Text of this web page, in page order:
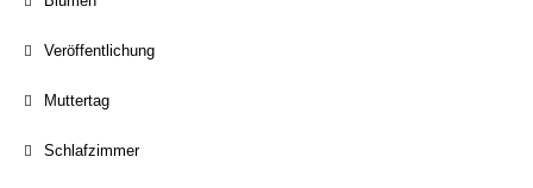
Veröffentlichung
Muttertag
Schlafzimmer